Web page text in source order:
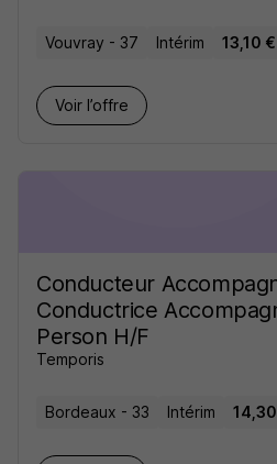
Vouvray - 37 Intérim 13,10
Voir l’offre
Conducteur
Conductrice
Person H/F
Temporis
Bordeaux - 33 Intérim